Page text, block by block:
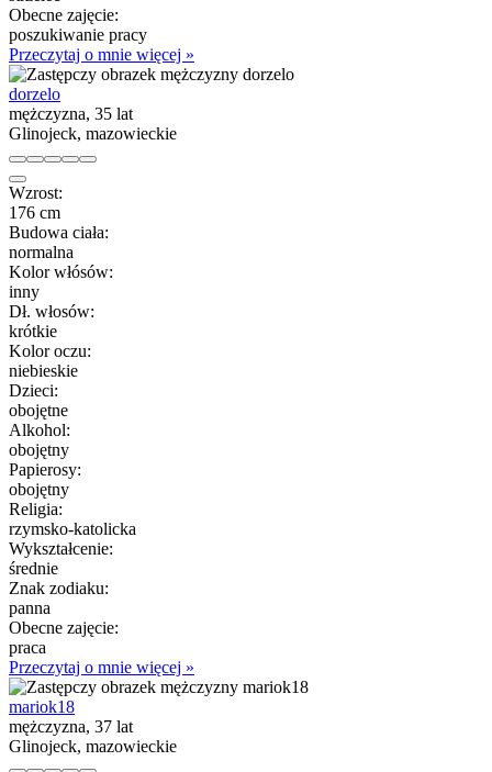
Obecne zajęcie:
poszukiwanie pracy
Przeczytaj o mnie więcej »
dorzelo
mężczyzna, 35 lat
Glinojeck, mazowieckie
Wzrost:
176 cm
Budowa ciała:
normalna
Kolor włósów:
inny
Dł. włosów:
krótkie
Kolor oczu:
niebieskie
Dzieci:
obojętne
Alkohol:
obojętny
Papierosy:
obojętny
Religia:
rzymsko-katolicka
Wykształcenie:
średnie
Znak zodiaku:
panna
Obecne zajęcie:
praca
Przeczytaj o mnie więcej »
mariok18
mężczyzna, 37 lat
Glinojeck, mazowieckie